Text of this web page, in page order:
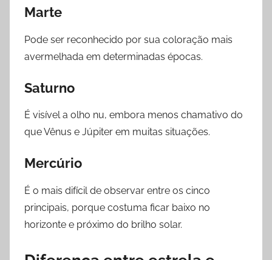
Marte
Pode ser reconhecido por sua coloração mais
avermelhada em determinadas épocas.
Saturno
É visível a olho nu, embora menos chamativo do
que Vênus e Júpiter em muitas situações.
Mercúrio
É o mais difícil de observar entre os cinco
principais, porque costuma ficar baixo no
horizonte e próximo do brilho solar.